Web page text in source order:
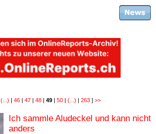
(...) | 46 | 47 | 48 | 49 | 50 | (...) | 263 ] >>
Ich sammle Aludeckel und kann nicht
anders